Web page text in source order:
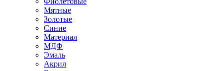
Мятные
Золотые
Синие
Материал
МДФ
Эмаль
Акрил